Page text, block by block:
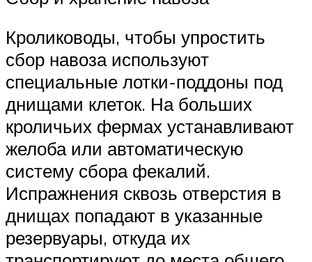
Кролиководы, чтобы упростить
сбор навоза используют
специальные лотки-поддоны под
днищами клеток. На больших
кроличьих фермах устанавливают
желоба или автоматическую
систему сбора фекалий.
Испражнения сквозь отверстия в
днищах попадают в указанные
резервуары, откуда их